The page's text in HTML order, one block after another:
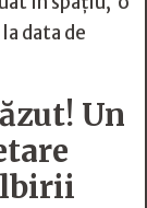
data de
Un